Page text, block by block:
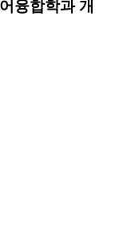
융합학과 개